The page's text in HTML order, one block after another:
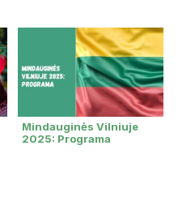
Mindauginės Vilniuje
2025: Programa